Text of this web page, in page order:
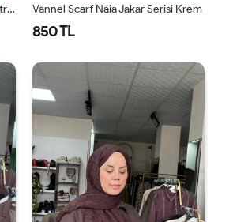
Vannel Scarf Naia Jakar Serisi Antrasit Vannel Scarf Naia Jakar Serisi Krem
850 TL